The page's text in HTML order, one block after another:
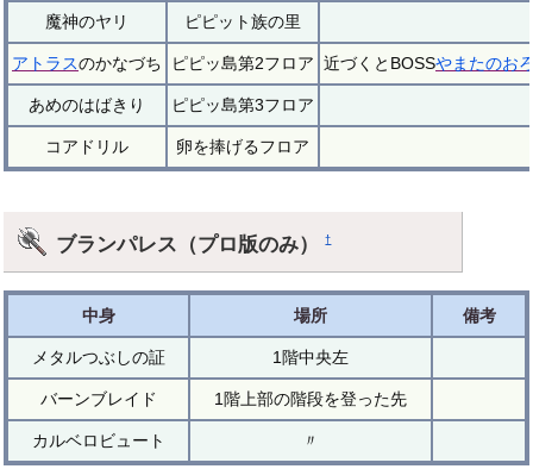
魔神のヤリ ピピット族の里
アトラスのかなづち ピピッ島第2フロア 近づくとBOSSやまたのお
あめのはばきり ピピッ島第3フロア
コアドリル 卵を捧げるフロア
ブランパレス（プロ版のみ）†
中身 場所 備考
メタルつぶしの証 1階中央左
バーンブレイド 1階上部の階段を登った先
カルベロビュート 〃